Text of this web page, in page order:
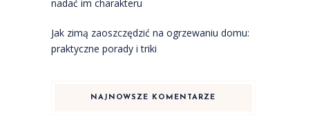
nadać im charakteru
Jak zimą zaoszczędzić na ogrzewaniu domu:
praktyczne porady i triki
NAJNOWSZE KOMENTARZE